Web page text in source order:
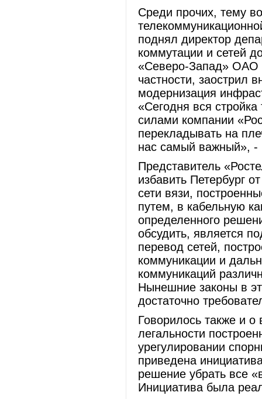
Среди прочих, тему
поднял директор
коммутации и сетей
«Северо-Запад» ОАО
частности, заострил
модернизация
«Сегодня вся
силами компании
перекладывать на
нас самый важный»,
Представитель
избавить Петербург
сети вязи,
путем, в кабельную
определенного
обсудить, является
перевод сетей,
коммуникации и
коммуникаций
Нынешние законы в
достаточно
Говорилось также и о
легальности
урегулировании
приведена
решение убрать все
Инициатива была